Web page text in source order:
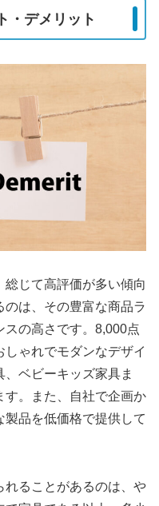
・デメリット
じて高評価が多い傾向
は、その豊富な商品ラ
スの高さです。8,000点
ゃれでモダンなデザイ
ベビーキッズ家具ま
す。また、自社で企画か
品を低価格で提供して
れることがあるのは、や